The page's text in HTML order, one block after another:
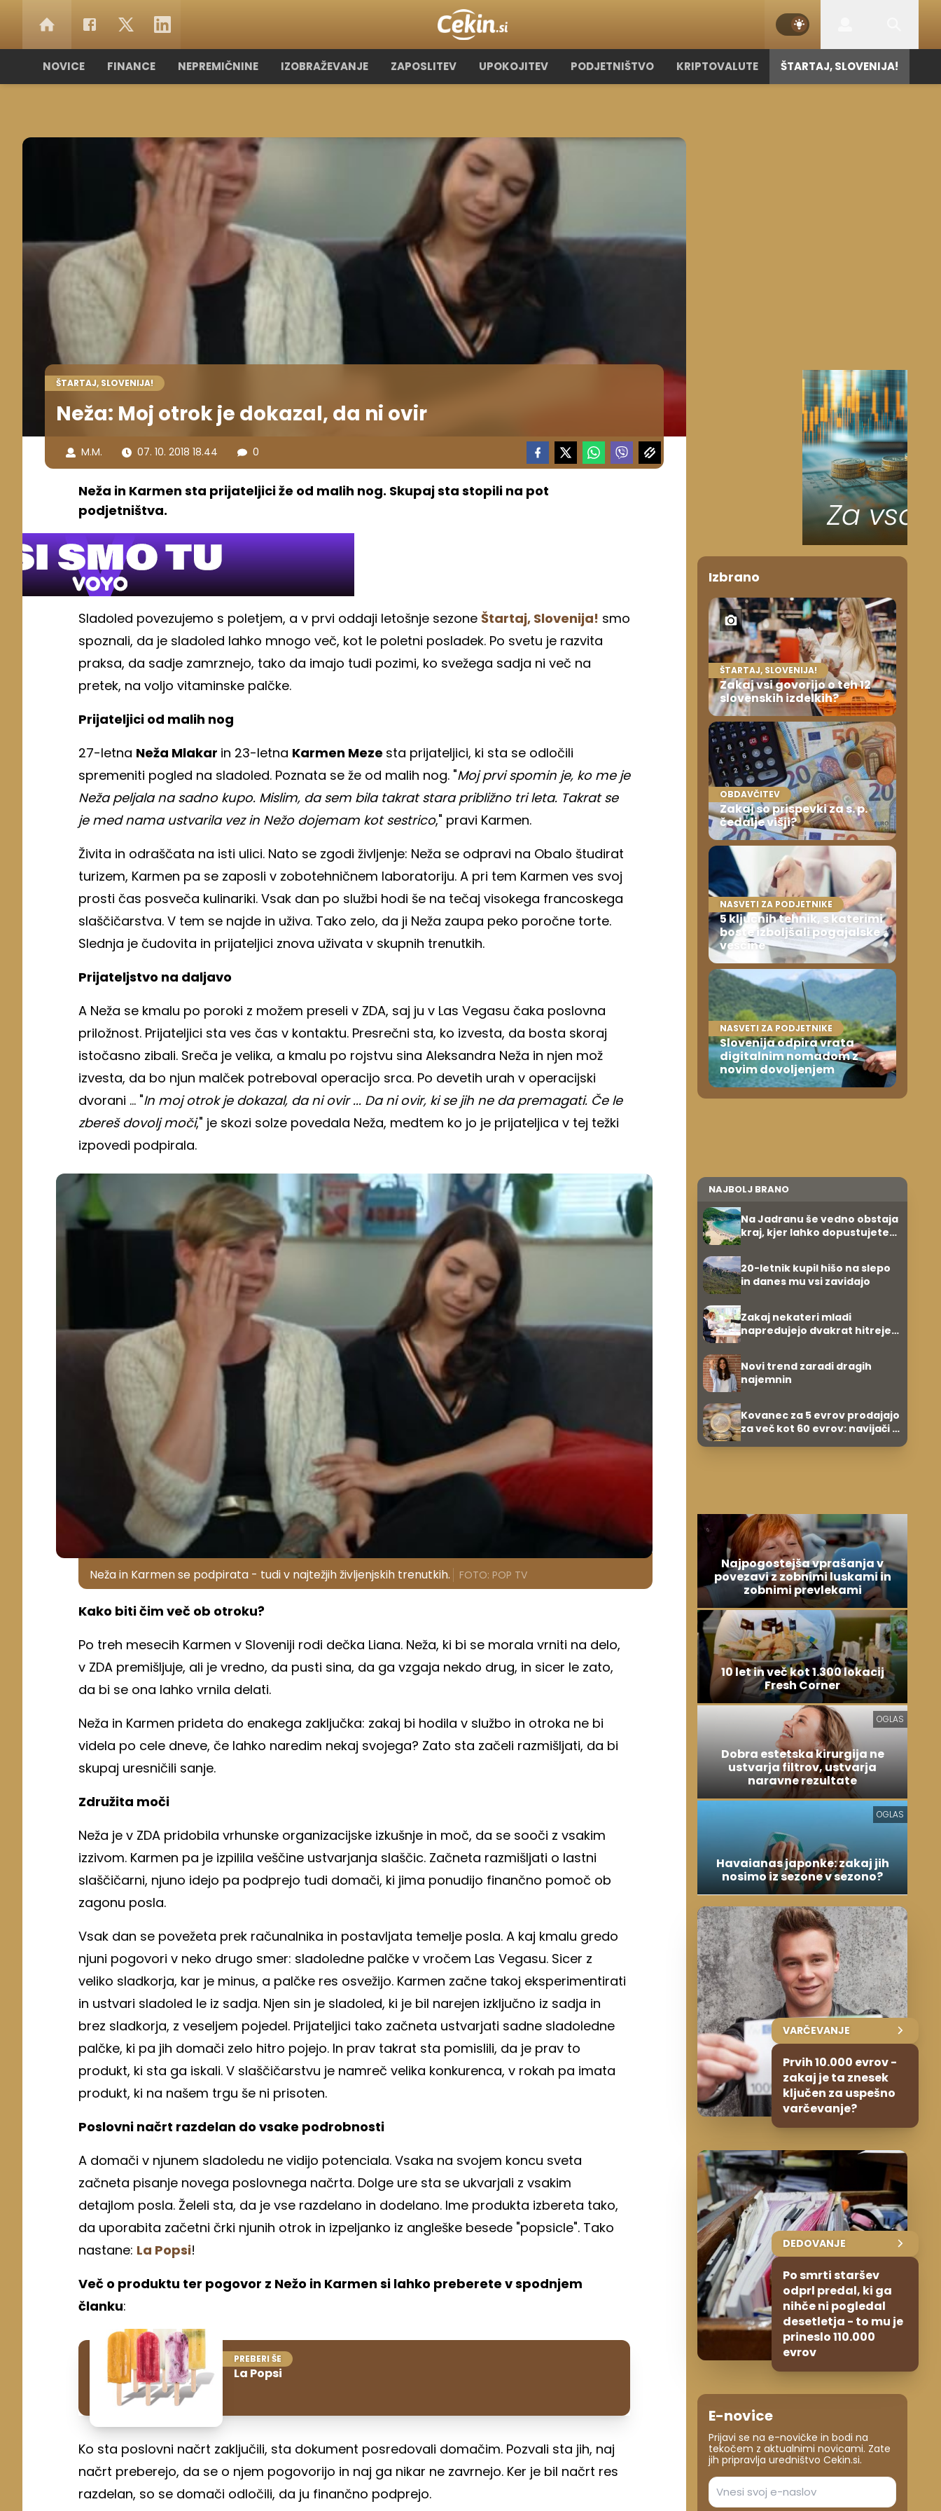
NOVICE FINANCE NEPREMIČNINE IZOBRAŽEVANJE ZAPOSLITEV UPOKOJITEV PODJETNIŠTVO KRIPTOVALUTE ŠTARTAJ, SLOVENIJA!
ŠTARTAJ, SLOVENIJA!
Neža: Moj otrok je dokazal, da ni ovir
M.M. 07. 10. 2018 18.44 0
Neža in Karmen sta prijateljici že od malih nog. Skupaj sta stopili na pot
podjetništva.
Sladoled povezujemo s poletjem, a v prvi oddaji letošnje sezone Štartaj, Slovenija! smo
spoznali, da je sladoled lahko mnogo več, kot le poletni posladek. Po svetu je razvita
praksa, da sadje zamrznejo, tako da imajo tudi pozimi, ko svežega sadja ni več na
pretek, na voljo vitaminske palčke.
Prijateljici od malih nog
27-letna Neža Mlakar in 23-letna Karmen Meze sta prijateljici, ki sta se odločili
spremeniti pogled na sladoled. Poznata se že od malih nog. "Moj prvi spomin je, ko me je
Neža peljala na sadno kupo. Mislim, da sem bila takrat stara približno tri leta. Takrat se
je med nama ustvarila vez in Nežo dojemam kot sestrico," pravi Karmen.
Živita in odraščata na isti ulici. Nato se zgodi življenje: Neža se odpravi na Obalo študirat
turizem, Karmen pa se zaposli v zobotehničnem laboratoriju. A pri tem Karmen ves svoj
prosti čas posveča kulinariki. Vsak dan po službi hodi še na tečaj visokega francoskega
slaščičarstva. V tem se najde in uživa. Tako zelo, da ji Neža zaupa peko poročne torte.
Slednja je čudovita in prijateljici znova uživata v skupnih trenutkih.
Prijateljstvo na daljavo
A Neža se kmalu po poroki z možem preseli v ZDA, saj ju v Las Vegasu čaka poslovna
priložnost. Prijateljici sta ves čas v kontaktu. Presrečni sta, ko izvesta, da bosta skoraj
istočasno zibali. Sreča je velika, a kmalu po rojstvu sina Aleksandra Neža in njen mož
izvesta, da bo njun malček potreboval operacijo srca. Po devetih urah v operacijski
dvorani ... "In moj otrok je dokazal, da ni ovir ... Da ni ovir, ki se jih ne da premagati. Če le
zbereš dovolj moči," je skozi solze povedala Neža, medtem ko jo je prijateljica v tej težki
izpovedi podpirala.
Neža in Karmen se podpirata - tudi v najtežjih življenjskih trenutkih. FOTO: POP TV
Kako biti čim več ob otroku?
Po treh mesecih Karmen v Sloveniji rodi dečka Liana. Neža, ki bi se morala vrniti na delo,
v ZDA premišljuje, ali je vredno, da pusti sina, da ga vzgaja nekdo drug, in sicer le zato,
da bi se ona lahko vrnila delati.
Neža in Karmen prideta do enakega zaključka: zakaj bi hodila v službo in otroka ne bi
videla po cele dneve, če lahko naredim nekaj svojega? Zato sta začeli razmišljati, da bi
skupaj uresničili sanje.
Združita moči
Neža je v ZDA pridobila vrhunske organizacijske izkušnje in moč, da se sooči z vsakim
izzivom. Karmen pa je izpilila veščine ustvarjanja slaščic. Začneta razmišljati o lastni
slaščičarni, njuno idejo pa podprejo tudi domači, ki jima ponudijo finančno pomoč ob
zagonu posla.
Vsak dan se povežeta prek računalnika in postavljata temelje posla. A kaj kmalu gredo
njuni pogovori v neko drugo smer: sladoledne palčke v vročem Las Vegasu. Sicer z
veliko sladkorja, kar je minus, a palčke res osvežijo. Karmen začne takoj eksperimentirati
in ustvari sladoled le iz sadja. Njen sin je sladoled, ki je bil narejen izključno iz sadja in
brez sladkorja, z veseljem pojedel. Prijateljici tako začneta ustvarjati sadne sladoledne
palčke, ki pa jih domači zelo hitro pojejo. In prav takrat sta pomislili, da je prav to
produkt, ki sta ga iskali. V slaščičarstvu je namreč velika konkurenca, v rokah pa imata
produkt, ki na našem trgu še ni prisoten.
Poslovni načrt razdelan do vsake podrobnosti
A domači v njunem sladoledu ne vidijo potenciala. Vsaka na svojem koncu sveta
začneta pisanje novega poslovnega načrta. Dolge ure sta se ukvarjali z vsakim
detajlom posla. Želeli sta, da je vse razdelano in dodelano. Ime produkta izbereta tako,
da uporabita začetni črki njunih otrok in izpeljanko iz angleške besede "popsicle". Tako
nastane: La Popsi!
Več o produktu ter pogovor z Nežo in Karmen si lahko preberete v spodnjem
članku:
PREBERI ŠE
La Popsi
Ko sta poslovni načrt zaključili, sta dokument posredovali domačim. Pozvali sta jih, naj
načrt preberejo, da se o njem pogovorijo in naj ga nikar ne zavrnejo. Ker je bil načrt res
razdelan, so se domači odločili, da ju finančno podprejo.
Izbrano
ŠTARTAJ, SLOVENIJA!
Zakaj vsi govorijo o teh 12
slovenskih izdelkih?
OBDAVČITEV
Zakaj so prispevki za s. p.
čedalje višji?
NASVETI ZA PODJETNIKE
5 ključnih tehnik, s katerimi
boste izboljšali pogajalske
veščine
NASVETI ZA PODJETNIKE
Slovenija odpira vrata
digitalnim nomadom z
novim dovoljenjem
NAJBOLJ BRANO
Na Jadranu še vedno obstaja
kraj, kjer lahko dopustujete
20-letnik kupil hišo na slepo
in danes mu vsi zavidajo
Zakaj nekateri mladi
napredujejo dvakrat hitreje
Novi trend zaradi dragih
najemnin
Kovanec za 5 evrov prodajajo
za več kot 60 evrov: navijači in
Najpogostejša vprašanja v
povezavi z zobnimi luskami in
zobnimi prevlekami
10 let in več kot 1.300 lokacij
Fresh Corner
OGLAS
Dobra estetska kirurgija ne
ustvarja filtrov, ustvarja
naravne rezultate
OGLAS
Havaianas japonke: zakaj jih
nosimo iz sezone v sezono?
VARČEVANJE
Prvih 10.000 evrov -
zakaj je ta znesek
ključen za uspešno
varčevanje?
DEDOVANJE
Po smrti staršev
odprl predal, ki ga
nihče ni pogledal
desetletja - to mu je
prineslo 110.000
evrov
E-novice
Prijavi se na e-novičke in bodi na
tekočem z aktualnimi novicami. Zate
jih pripravlja uredništvo Cekin.si.